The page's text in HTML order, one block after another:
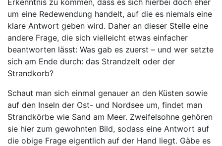
um eine Redewendung handelt, auf die es niemals eine
klare Antwort geben wird. Daher an dieser Stelle eine
andere Frage, die sich vielleicht etwas einfacher
beantworten lässt: Was gab es zuerst – und wer setzte
sich am Ende durch: das Strandzelt oder der
Strandkorb?
Schaut man sich einmal genauer an den Küsten sowie
auf den Inseln der Ost- und Nordsee um, findet man
Strandkörbe wie Sand am Meer. Zweifelsohne gehören
sie hier zum gewohnten Bild, sodass eine Antwort auf
die obige Frage eigentlich auf der Hand liegt. Gäbe es